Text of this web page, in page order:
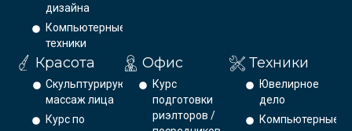
дизайна
Компьютерные
техники
Красота
Скульптурирующий
массаж лица
Курс по
Офис
Курс
подготовки
риэлторов /
Техники
Ювелирное
дело
Компьютерные